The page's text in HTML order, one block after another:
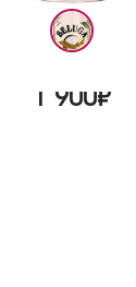
1 900₽